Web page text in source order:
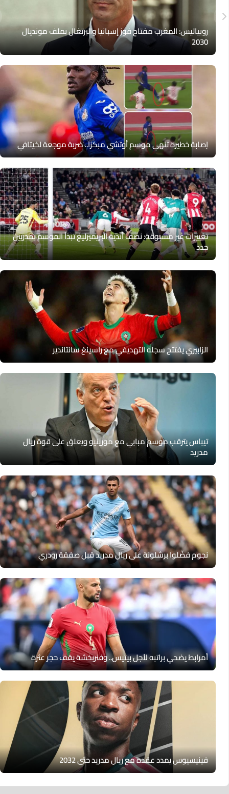
روبياليس: المغرب مفتاح فوز إسبانيا والبرتغال بملف مونديال
2030
إصابة خطيرة تنهي موسم أوتشي مبكرًا.. ضربة موجعة لخيتافي
تغييرات غير مسبوقة: نصف أندية البريميرليغ تبدأ الموسم بمدربين
جدد
الزابيري يفتتح سجله التهديفي مع راسينغ سانتاندير
تيباس يترقب موسم مبابي مع مورينيو ويعلق على قوة ريال
مدريد
نجوم فضّلوا برشلونة على ريال مدريد قبل صفقة رودري
أمرابط يضحي براتبه لأجل بيتيس.. وفنربخشة يقف حجر عثرة
فينيسيوس يمدد عقده مع ريال مدريد حتى 2032